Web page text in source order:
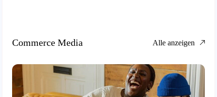
Commerce Media Alle anzeigen